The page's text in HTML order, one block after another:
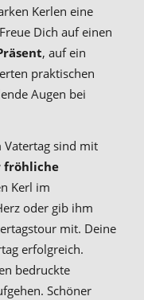
Kerlen eine
Dich auf einen
, auf ein
praktischen
Augen bei
Vatertag sind mit
fröhliche
Kerl im
oder gib ihm
mit. Deine
erfolgreich.
bedruckte
Schöner